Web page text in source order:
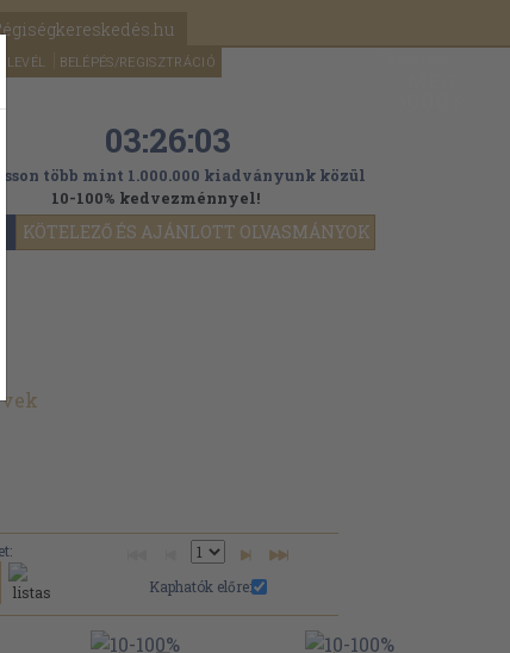
BELÉPÉS/REGISZTRÁCIÓ
KÖTELEZŐ ÉS AJÁNLOTT OLVASMÁNYOK
03:26:01
több mint 1.000.000 kiadványunk közül
10-100% kedvezménnyel!
Kaphatók előre: